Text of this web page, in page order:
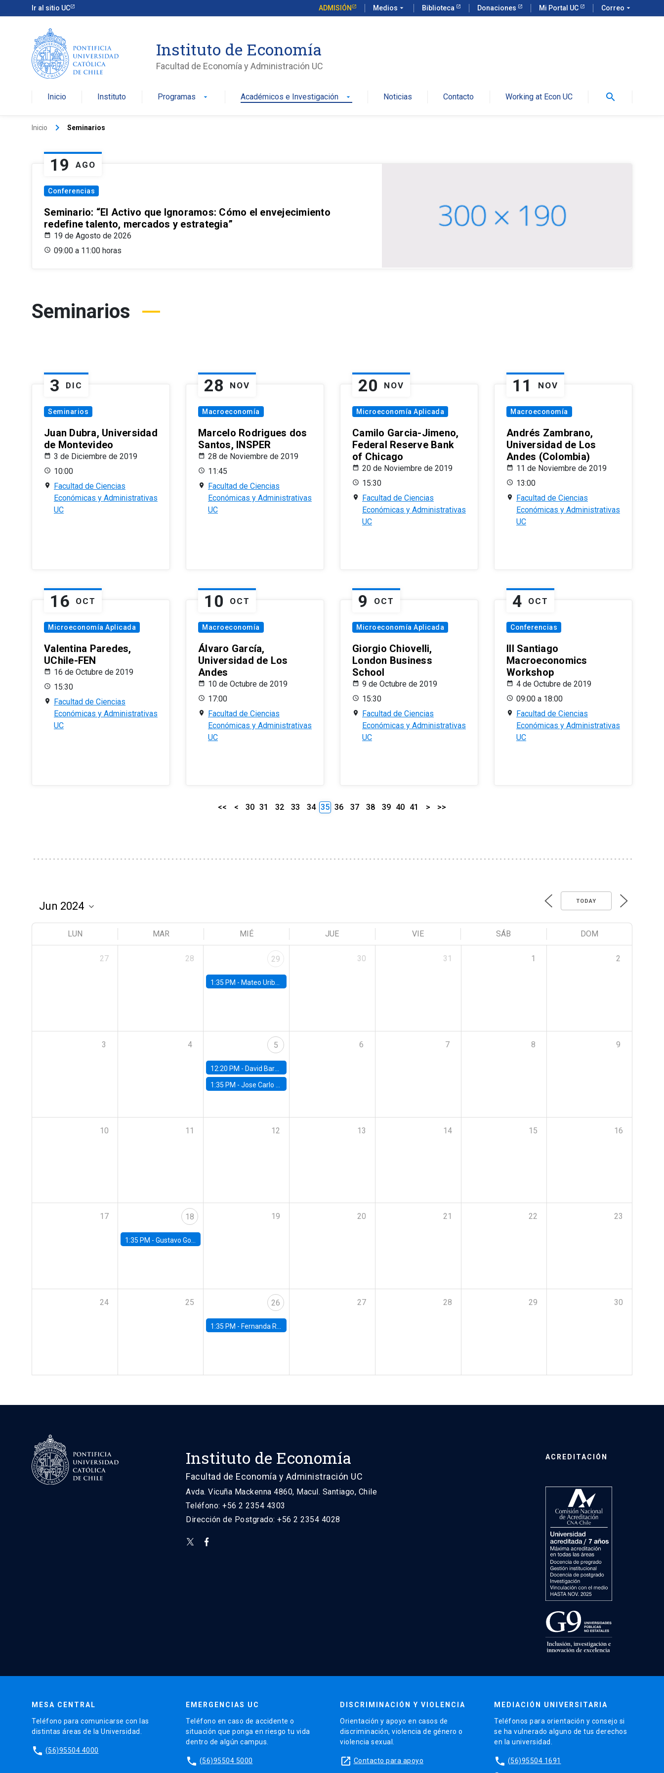
Ir al sitio UC ADMISIÓN Medios arrow_drop_down Biblioteca Donaciones Mi Portal UC Correo arrow_drop_down
Instituto de Economía
Facultad de Economía y Administración UC
Inicio Instituto Programas arrow_drop_down Académicos e Investigación arrow_drop_down Noticias Contacto Working at Econ UC search
Inicio keyboard_arrow_right Seminarios
19 AGO
Conferencias
Seminario: “El Activo que Ignoramos: Cómo el envejecimiento
redefine talento, mercados y estrategia”
19 de Agosto de 2026
09:00 a 11:00 horas
Seminarios
3 DIC
Seminarios
Juan Dubra, Universidad
de Montevideo
3 de Diciembre de 2019
10:00
Facultad de Ciencias
Económicas y Administrativas
UC
28 NOV
Macroeconomía
Marcelo Rodrigues dos
Santos, INSPER
28 de Noviembre de 2019
11:45
Facultad de Ciencias
Económicas y Administrativas
UC
20 NOV
Microeconomía Aplicada
Camilo Garcia-Jimeno,
Federal Reserve Bank
of Chicago
20 de Noviembre de 2019
15:30
Facultad de Ciencias
Económicas y Administrativas
UC
11 NOV
Macroeconomía
Andrés Zambrano,
Universidad de Los
Andes (Colombia)
11 de Noviembre de 2019
13:00
Facultad de Ciencias
Económicas y Administrativas
UC
16 OCT
Microeconomía Aplicada
Valentina Paredes,
UChile-FEN
16 de Octubre de 2019
15:30
Facultad de Ciencias
Económicas y Administrativas
UC
10 OCT
Macroeconomía
Álvaro García,
Universidad de Los
Andes
10 de Octubre de 2019
17:00
Facultad de Ciencias
Económicas y Administrativas
UC
9 OCT
Microeconomía Aplicada
Giorgio Chiovelli,
London Business
School
9 de Octubre de 2019
15:30
Facultad de Ciencias
Económicas y Administrativas
UC
4 OCT
Conferencias
III Santiago
Macroeconomics
Workshop
4 de Octubre de 2019
09:00 a 18:00
Facultad de Ciencias
Económicas y Administrativas
UC
<< < 30 31 32 33 34 35 36 37 38 39 40 41 > >>
TODAY
LUN MAR MIÉ JUE VIE SÁB DOM
27 28 29
1:35 PM - Mateo Uribe-Castro, Universidad de los Andes (Colombia)
30 31 1 2
3 4 5
12:20 PM - David Bardey, Universidad de los Andes - CEDE
1:35 PM -Jose Carlo Bermudez, UC (ME) & World Bank
6 7 8 9
10 11 12 13 14 15 16
17 18
1:35 PM - Gustavo González, Banco Central de Chile
19 20 21 22 23
24 25 26
1:35 PM - Fernanda Rojas Ampuero, University of Wisconsin-Madison
27 28 29 30
Instituto de Economía
Facultad de Economía y Administración UC
Avda. Vicuña Mackenna 4860, Macul. Santiago, Chile
Teléfono: +56 2 2354 4303
Dirección de Postgrado: +56 2 2354 4028
ACREDITACIÓN
MESA CENTRAL
Teléfono para comunicarse con las
distintas áreas de la Universidad.
phone (56)95504 4000
EMERGENCIAS UC
Teléfono en caso de accidente o
situación que ponga en riesgo tu vida
dentro de algún campus.
phone (56)95504 5000
DISCRIMINACIÓN Y VIOLENCIA
Orientación y apoyo en casos de
discriminación, violencia de género o
violencia sexual.
launch Contacto para apoyo
MEDIACIÓN UNIVERSITARIA
Teléfonos para orientación y consejo si
se ha vulnerado alguno de tus derechos
en la universidad.
phone (56)95504 1691